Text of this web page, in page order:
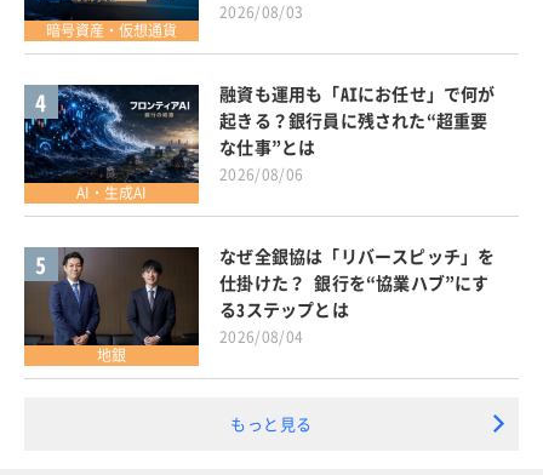
暗号資産・仮想通貨
2026/08/03
4
AI・生成AI
融資も運用も「AIにお任せ」で何が
起きる？銀行員に残された“超重要
な仕事”とは
2026/08/06
5
地銀
なぜ全銀協は「リバースピッチ」を
仕掛けた？ 銀行を“協業ハブ”にす
る3ステップとは
2026/08/04
もっと見る